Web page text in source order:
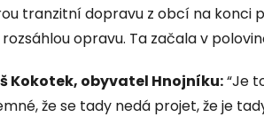
tranzitní dopravu z obcí na konci
opravu. Ta začala v
Kokotek, obyvatel Hnojníku:“Je
že se tady nedá projet, že je